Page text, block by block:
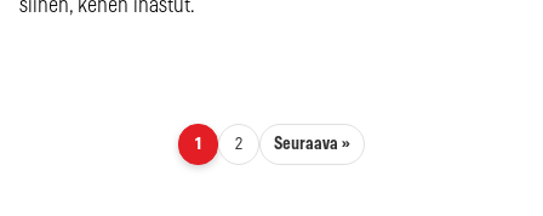
siihen, kehen ihastut.
Artikkelien sivutus
1 2 Seuraava »